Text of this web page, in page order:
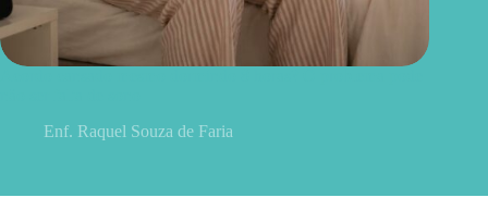
Enf. Raquel Souza de Faria